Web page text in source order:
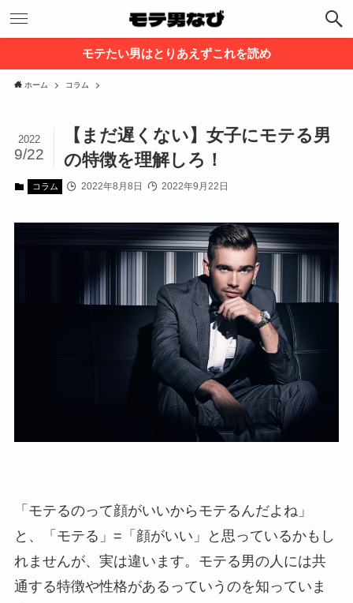
モテたい男はとりあえずこれを読め
ホーム コラム
【まだ遅くない】女子にモテる男
の特徴を理解しろ！
2022
9/22
コラム 2022年8月8日 2022年9月22日
「モテるのって顔がいいからモテるんだよね」
と、「モテる」=「顔がいい」と思っているかもし
れませんが、実は違います。モテる男の人には共
通する特徴や性格があるっていうのを知っていま